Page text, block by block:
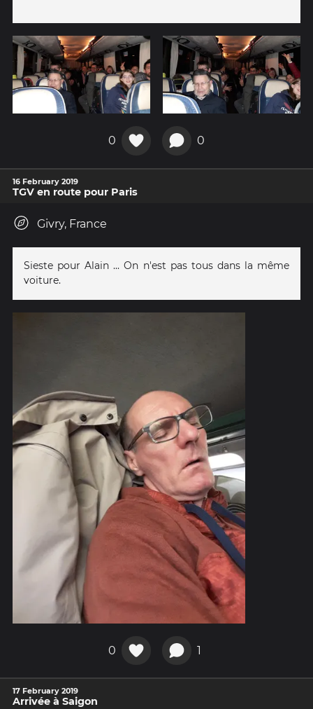
0 0
16 February 2019
TGV en route pour Paris
Givry, France
Sieste pour Alain ... On n'est pas tous dans la même
voiture.
0 1
17 February 2019
Arrivée à Saigon